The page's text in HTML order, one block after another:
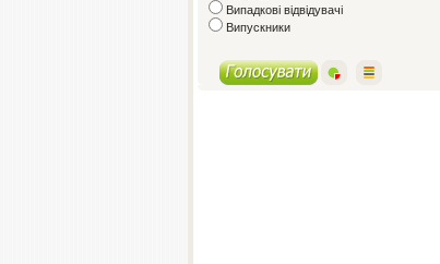
Випадкові відвідувачі
Випускники